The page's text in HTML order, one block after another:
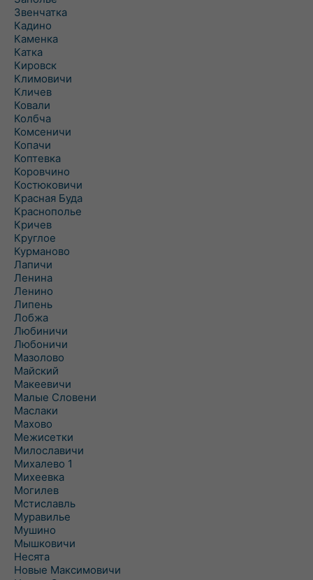
Звенчатка
Кадино
Каменка
Катка
Кировск
Климовичи
Кличев
Ковали
Колбча
Комсеничи
Копачи
Коптевка
Коровчино
Костюковичи
Красная Буда
Краснополье
Кричев
Круглое
Курманово
Лапичи
Ленина
Ленино
Липень
Лобжа
Любиничи
Любоничи
Мазолово
Майский
Макеевичи
Малые Словени
Маслаки
Махово
Межисетки
Милославичи
Михалево 1
Михеевка
Могилев
Мстиславль
Муравилье
Мушино
Мышковичи
Несята
Новые Максимовичи